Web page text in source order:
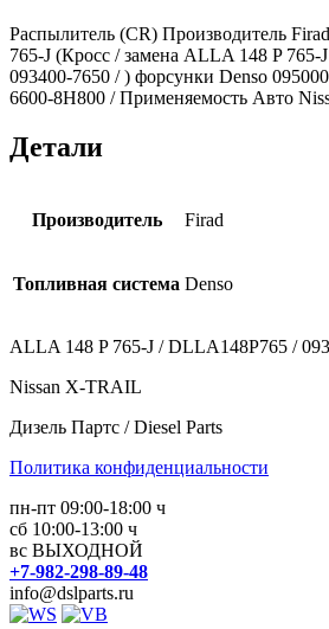
Распылитель (CR) Производитель
765-J (Кросс / замена ALLA 148 P
093400-7650 / ) форсунки Denso
6600-8H800 / Применяемость Авто
Детали
Производитель Firad
Топливная система Denso
ALLA 148 P 765-J / DLLA148P765 /
Nissan X-TRAIL
Дизель Партс / Diesel Parts
Политика конфиденциальности
пн-пт 09:00-18:00 ч
сб 10:00-13:00 ч
вс ВЫХОДНОЙ
+7-982-298-89-48
info@dslparts.ru